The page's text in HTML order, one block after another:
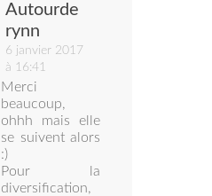
Autourde
rynn
6 janvier 2017
à 16:41
Merci
beaucoup,
ohhh mais elle
se suivent alors
:)
Pour la
diversification,